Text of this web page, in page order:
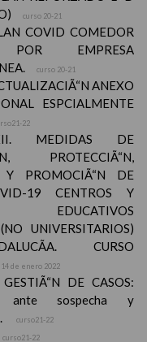
curso 20-21
COVID COMEDOR
POR EMPRESA
curso 20-21
ANEXO
ESPCIALMENTE
22
MEDIDAS DE
PROTECCIÃ“N,
Y PROMOCIÃ“N DE
19 CENTROS Y
EDUCATIVOS
UNIVERSITARIOS)
CURSO
14 de enero 2022
DE CASOS:
ante sospecha y
curso21-22
curso21-22